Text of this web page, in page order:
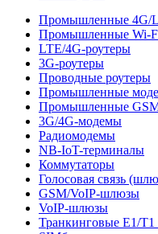
Промышленные 4G/
Промышленные Wi-
LTE/4G-роутеры
3G-роутеры
Проводные роутеры
Промышленные
Промышленные
3G/4G-модемы
Радиомодемы
NB-IoT-терминалы
Коммутаторы
Голосовая связь
GSM/VoIP-шлюзы
VoIP-шлюзы
Транкинговые E1/